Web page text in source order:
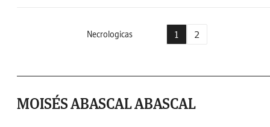
Necrologicas 1 2
MOISÉS ABASCAL ABASCAL